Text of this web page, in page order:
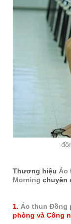
Thương hiệu Áo
Morning chuyên
1. Áo thun Đồng
phòng và Công